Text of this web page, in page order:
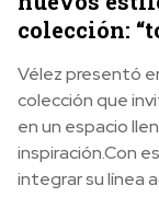
colección:
Vélez presentó
colección que
en un espacio
inspiración.Con
integrar su línea